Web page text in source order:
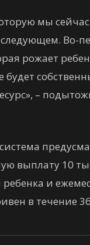
мы
следующем. Во-
рожает
будет
–
выплату 10
и
в течение